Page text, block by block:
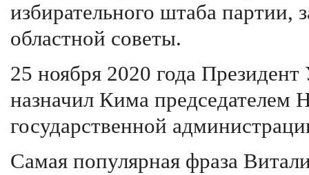
избирательного штаба партии,
областной советы.
25 ноября 2020 года
назначил Кима председателем
государственной
Самая популярная фраза